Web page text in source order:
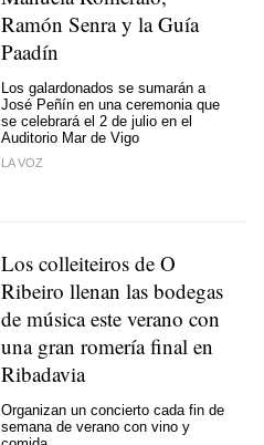
Ramón Senra y la Guía
Paadín
Los galardonados se sumarán a
José Peñín en una ceremonia que
se celebrará el 2 de julio en el
Auditorio Mar de Vigo
LA VOZ
Los colleiteiros de O
Ribeiro llenan las bodegas
de música este verano con
una gran romería final en
Ribadavia
Organizan un concierto cada fin de
semana de verano con vino y